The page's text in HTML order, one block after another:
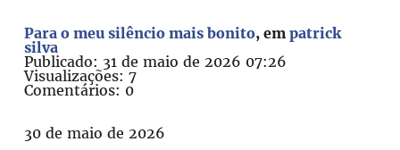
Para o meu silêncio mais bonito, empatrick
silva
Publicado: 31 de maio de 2026 07:26
Visualizações: 7
Comentários: 0
30 de maio de 2026